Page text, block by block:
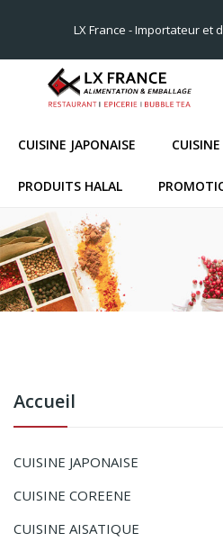
LX France - Importateur
CUISINE JAPONAISE
PRODUITS HALAL
Accueil
CUISINE JAPONAISE
CUISINE COREENE
CUISINE AISATIQUE